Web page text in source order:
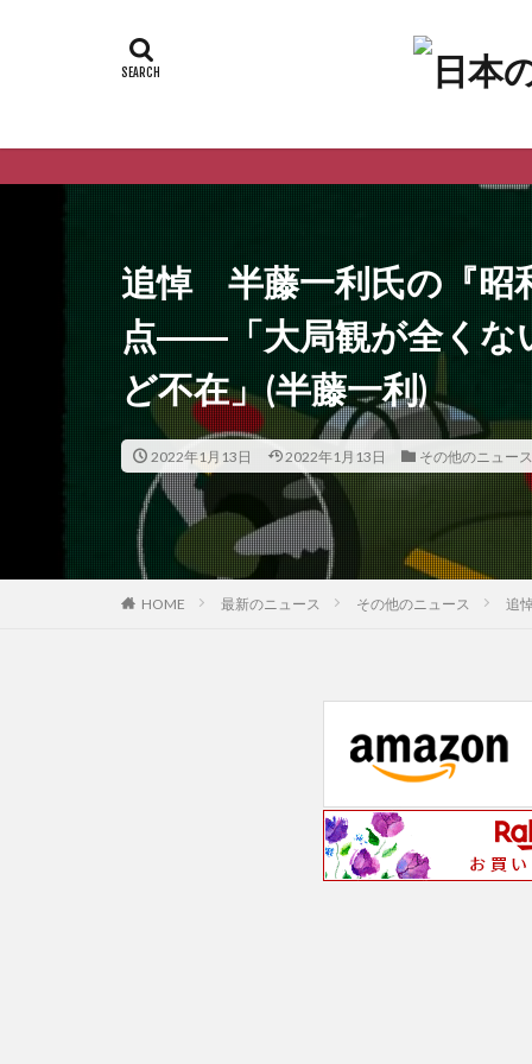
追悼 半藤一利氏の『
点――「大局観が全くな
ど不在」(半藤一利)
2022年1月13日 2022年1月13日 その他のニュース
HOME 最新のニュース その他のニュース 追